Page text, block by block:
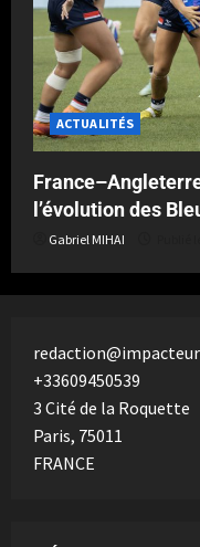
ACTUALITÉS
l’évolution des
Gabriel MIHAI
+33609450539
3 Cité de la Roquette
Paris, 75011
FRANCE